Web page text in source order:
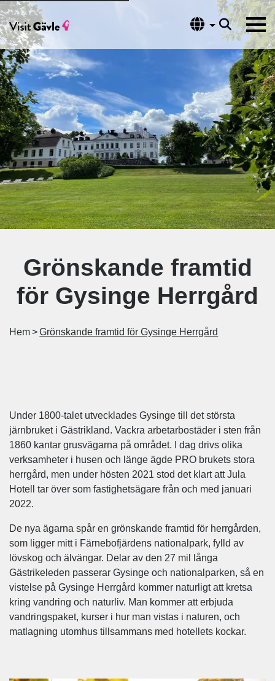
Språk
Grönskande framtid
för Gysinge Herrgård
Hem Grönskande framtid för Gysinge Herrgård
Under 1800-talet utvecklades Gysinge till det största
järnbruket i Gästrikland. Vackra arbetarbostäder i sten från
1860 kantar grusvägarna på området. I dag drivs olika
verksamheter i husen och länge ägde PRO brukets stora
herrgård, men under hösten 2021 stod det klart att Jula
Hotell tar över som fastighetsägare från och med januari
2022.
De nya ägarna spår en grönskande framtid för herrgården,
som ligger mitt i Färnebofjärdens nationalpark, fylld av
lövskog och älvängar. Delar av den 27 mil långa
Gästrikeleden passerar Gysinge och nationalparken, så en
vistelse på Gysinge Herrgård kommer naturligt att kretsa
kring vandring och naturliv. Man kommer att erbjuda
vandringspaket, kurser i hur man vistas i naturen, och
matlagning utomhus tillsammans med hotellets kockar.